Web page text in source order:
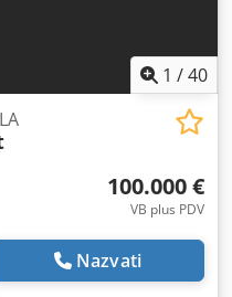
1 /40
100.000 €
VB plus PDV
Nazvati